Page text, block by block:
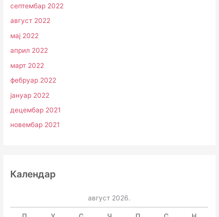
септембар 2022
август 2022
мај 2022
април 2022
март 2022
фебруар 2022
јануар 2022
децембар 2021
новембар 2021
Календар
август 2026.